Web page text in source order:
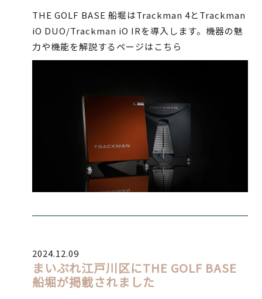
THE GOLF BASE 船堀はTrackman 4とTrackman
iO DUO/Trackman iO IRを導入します。機器の魅
力や機能を解説するページはこちら
2024.12.09
まいぷれ江戸川区にTHE GOLF BASE
船堀が掲載されました